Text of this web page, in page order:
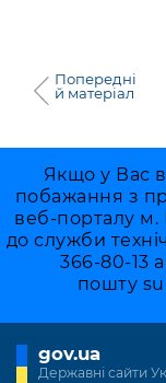
Попередні
й матеріал
Якщо у Вас
побажання з
веб-порталу м.
до служби
366-80-13
пошту
gov.ua
Державні сайти